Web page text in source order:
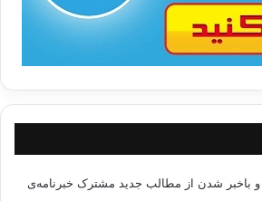
و باخبر شدن از مطالب جدید مشترک خبرنامه‌ی